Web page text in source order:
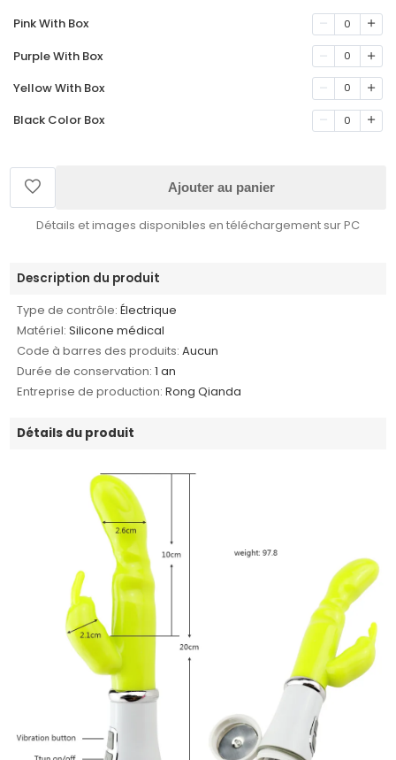
Pink With Box 0
Purple With Box 0
Yellow With Box 0
Black Color Box 0
Ajouter au panier
Détails et images disponibles en téléchargement sur PC
Description du produit
Type de contrôle: Électrique
Matériel: Silicone médical
Code à barres des produits: Aucun
Durée de conservation: 1 an
Entreprise de production: Rong Qianda
Détails du produit